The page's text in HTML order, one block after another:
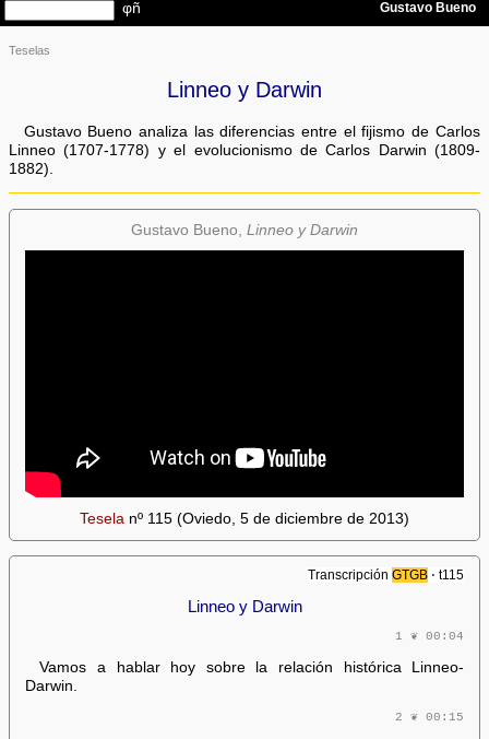
Teselas
Linneo y Darwin
Gustavo Bueno analiza las diferencias entre el fijismo de Carlos
Linneo (1707-1778) y el evolucionismo de Carlos Darwin (1809-
1882).
Gustavo Bueno, Linneo y Darwin
Tesela nº 115 (Oviedo, 5 de diciembre de 2013)
TranscripciónGTGB ⋅ t115
Linneo y Darwin
1 ❦ 00:04
Vamos a hablar hoy sobre la relación histórica Linneo-
Darwin.
2 ❦ 00:15